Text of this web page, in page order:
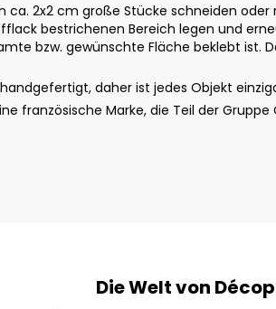
in ca. 2x2 cm große Stücke schneiden
bestrichenen Bereich legen und
bzw. gewünschte Fläche beklebt ist.
handgefertigt, daher ist jedes Objekt
eine französische Marke, die Teil der
Die Welt von